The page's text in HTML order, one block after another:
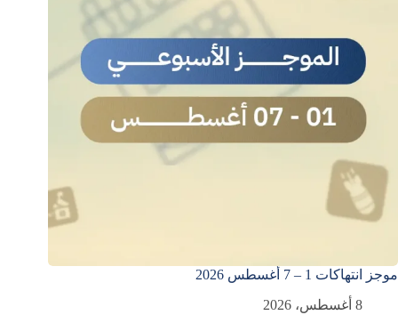
موجز انتهاكات 1 – 7 أغسطس 2026
8 أغسطس، 2026